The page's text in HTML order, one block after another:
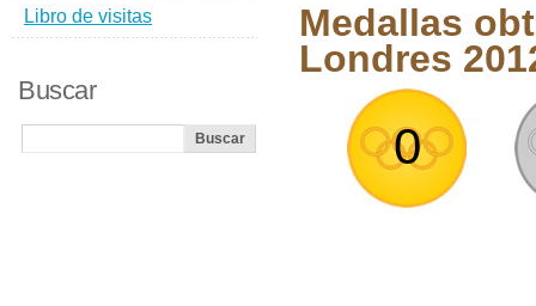
Medallas
Londres
0
Libro de visitas
Buscar